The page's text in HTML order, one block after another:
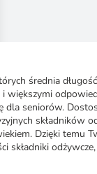
średnia
większymi
dla seniorów.
składników
Dzięki temu
składniki